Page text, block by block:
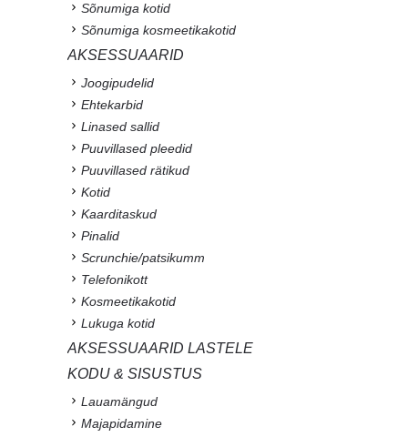
Sõnumiga kotid
Sõnumiga kosmeetikakotid
AKSESSUAARID
Joogipudelid
Ehtekarbid
Linased sallid
Puuvillased pleedid
Puuvillased rätikud
Kotid
Kaarditaskud
Pinalid
Scrunchie/patsikumm
Telefonikott
Kosmeetikakotid
Lukuga kotid
AKSESSUAARID LASTELE
KODU & SISUSTUS
Lauamängud
Majapidamine